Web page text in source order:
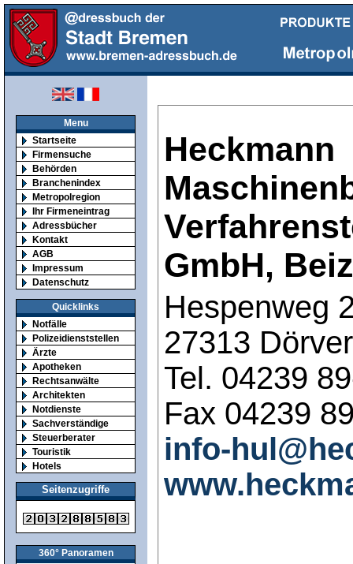
Menu
Startseite
Firmensuche
Behörden
Branchenindex
Metropolregion
Ihr Firmeneintrag
Adressbücher
Kontakt
AGB
Impressum
Datenschutz
Quicklinks
Notfälle
Polizeidienststellen
Ärzte
Apotheken
Rechtsanwälte
Architekten
Notdienste
Sachverständige
Steuerberater
Touristik
Hotels
Seitenzugriffe
360° Panoramen
Heckmann
GmbH,
Hespenweg
27313
Tel. 04239
Fax 04239
info-